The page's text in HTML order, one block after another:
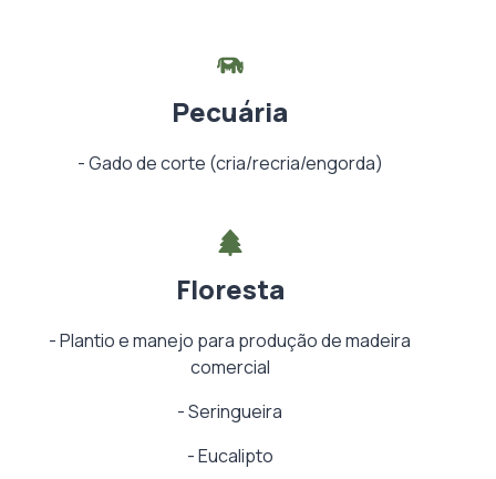
Pecuária
-Gado de corte (cria/recria/engorda)
Floresta
-Plantio e manejo para produção de madeira
comercial
-Seringueira
-Eucalipto